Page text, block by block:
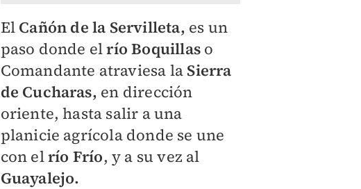
El Cañón de la Servilleta, es un
paso donde elrío Boquillas o
Comandante atraviesa la Sierra
de Cucharas, en dirección
oriente, hasta salir a una
planicie agrícola donde se une
con elrío Frío, y a su vez al
Guayalejo.